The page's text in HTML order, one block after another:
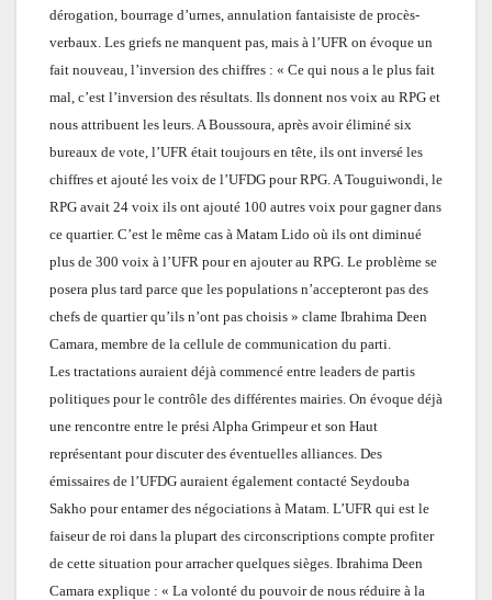
dérogation, bourrage d’urnes, annulation fantaisiste de procès-
verbaux. Les griefs ne manquent pas, mais à l’UFR on évoque un
fait nouveau, l’inversion des chiffres : « Ce qui nous a le plus fait
mal, c’est l’inversion des résultats. Ils donnent nos voix au RPG et
nous attribuent les leurs. A Boussoura, après avoir éliminé six
bureaux de vote, l’UFR était toujours en tête, ils ont inversé les
chiffres et ajouté les voix de l’UFDG pour RPG. A Touguiwondi, le
RPG avait 24 voix ils ont ajouté 100 autres voix pour gagner dans
ce quartier. C’est le même cas à Matam Lido où ils ont diminué
plus de 300 voix à l’UFR pour en ajouter au RPG. Le problème se
posera plus tard parce que les populations n’accepteront pas des
chefs de quartier qu’ils n’ont pas choisis » clame Ibrahima Deen
Camara, membre de la cellule de communication du parti.
Les tractations auraient déjà commencé entre leaders de partis
politiques pour le contrôle des différentes mairies. On évoque déjà
une rencontre entre le prési Alpha Grimpeur et son Haut
représentant pour discuter des éventuelles alliances. Des
émissaires de l’UFDG auraient également contacté Seydouba
Sakho pour entamer des négociations à Matam. L’UFR qui est le
faiseur de roi dans la plupart des circonscriptions compte profiter
de cette situation pour arracher quelques sièges. Ibrahima Deen
Camara explique : « La volonté du pouvoir de nous réduire à la